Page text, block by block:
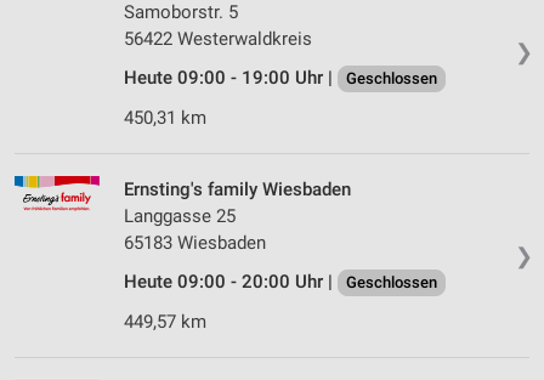
❯
Samoborstr. 5
56422 Westerwaldkreis
Heute 09:00 - 19:00 Uhr |
Geschlossen
450,31 km
❯
Ernsting's family Wiesbaden
Langgasse 25
65183 Wiesbaden
Heute 09:00 - 20:00 Uhr |
Geschlossen
449,57 km